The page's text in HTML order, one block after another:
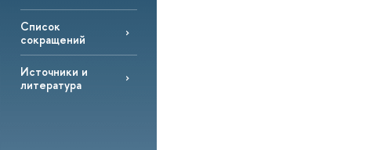
Список
сокращений
Источники и
литература